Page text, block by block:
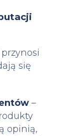
przynosi
się
–
opinią,